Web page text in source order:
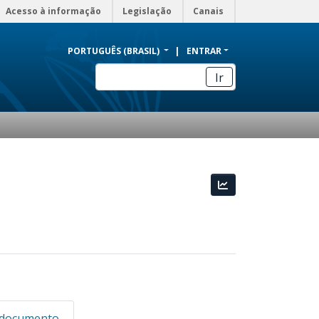
Acesso à informação Legislação Canais
PORTUGUÊS (BRASIL) ENTRAR
Ir